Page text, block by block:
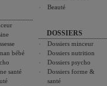
bébé
santé
Beauté
DOSSIERS
Dossiers minceur
Dossiers nutrition
Dossiers psycho
Dossiers forme &
santé